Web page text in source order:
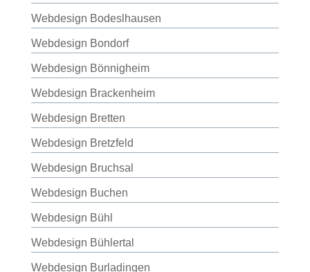
Webdesign Bodeslhausen
Webdesign Bondorf
Webdesign Bönnigheim
Webdesign Brackenheim
Webdesign Bretten
Webdesign Bretzfeld
Webdesign Bruchsal
Webdesign Buchen
Webdesign Bühl
Webdesign Bühlertal
Webdesign Burladingen